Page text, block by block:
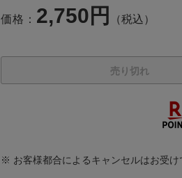
価格： 2,750円 （税込）
売り切れ
※ お客様都合によるキャンセルはお受け